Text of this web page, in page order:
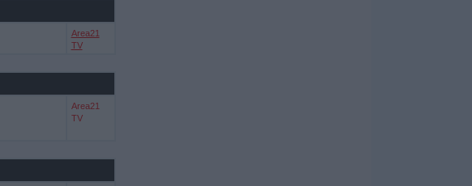
Area21
TV
Area21
TV